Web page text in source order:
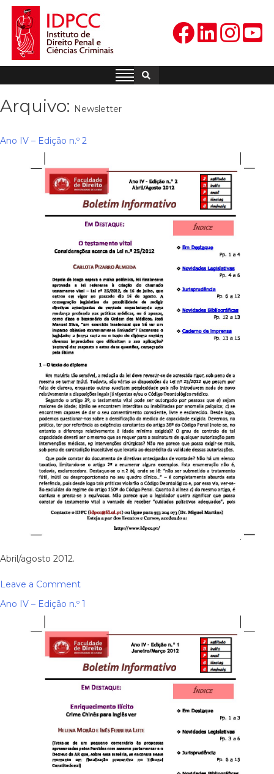
Skip
content
IDPCC
Instituto de Direito Penal e
Arquivo: Newsletter
Ano IV – Edição n.º 2
Abril/agosto 2012.
Leave a Commenton
IV
Edição
n.º
2
Ano IV – Edição n.º 1